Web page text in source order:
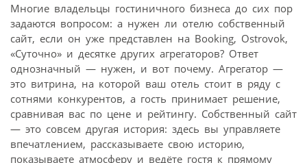
Многие владельцы гостиничного бизнеса до сих пор
задаются вопросом: а нужен ли отелю собственный
сайт, если он уже представлен на Booking, Ostrovok,
«Суточно» и десятке других агрегаторов? Ответ
однозначный — нужен, и вот почему. Агрегатор —
это витрина, на которой ваш отель стоит в ряду с
сотнями конкурентов, а гость принимает решение,
сравнивая вас по цене и рейтингу. Собственный сайт
— это совсем другая история: здесь вы управляете
впечатлением, рассказываете свою историю,
показываете атмосферу и ведёте гостя к прямому